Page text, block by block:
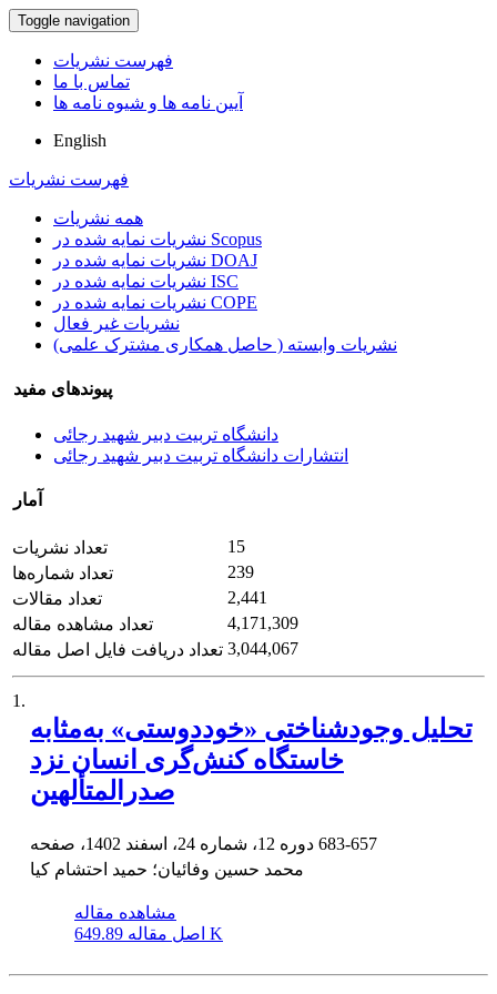
Toggle navigation
فهرست نشریات
تماس با ما
آیین نامه ها و شیوه نامه ها
English
فهرست نشریات
همه نشریات
نشریات نمایه شده در Scopus
نشریات نمایه شده در DOAJ
نشریات نمایه شده در ISC
نشریات نمایه شده در COPE
نشریات غیر فعال
نشریات وابسته ( حاصل همکاری مشترک علمی)
پیوندهای مفید
دانشگاه تربیت دبیر شهید رجائی
انتشارات دانشگاه تربیت دبیر شهید رجائی
آمار
تعداد نشریات
15
تعداد شماره‌ها
239
تعداد مقالات
2,441
تعداد مشاهده مقاله
4,171,309
تعداد دریافت فایل اصل مقاله 3,044,067
1.
تحلیل وجودشناختی «خوددوستی» به‌مثابه
خاستگاه کنش‌گری انسان نزد
صدرالمتألهین
683-657
محمد حسین وفائیان؛ حمید احتشام کیا
مشاهده مقاله
اصل مقاله 649.89 K